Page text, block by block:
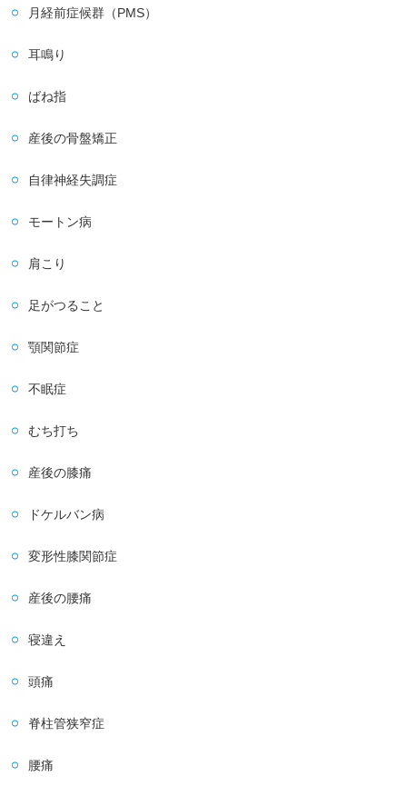
月経前症候群（PMS）
耳鳴り
ばね指
産後の骨盤矯正
自律神経失調症
モートン病
肩こり
足がつること
顎関節症
不眠症
むち打ち
産後の膝痛
ドケルバン病
変形性膝関節症
産後の腰痛
寝違え
頭痛
脊柱管狭窄症
腰痛